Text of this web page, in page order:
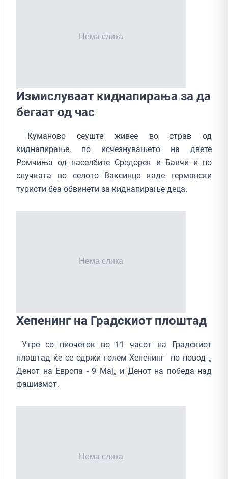
Измислуваат киднапирања за да
бегаат од час
Куманово сеуште живее во страв од
киднапирање, по исчезнувањето на двете
Ромчиња од населбите Средорек и Бавчи и по
случката во селото Ваксинце каде германски
туристи беа обвинети за киднапирање деца.
Хепенинг на Градскиот плоштад
Утре со пиочеток во 11 часот на Градскиот
плоштад ќе се одржи голем Хепенинг по повод „
Денот на Европа - 9 Мај„ и Денот на победа над
фашизмот.